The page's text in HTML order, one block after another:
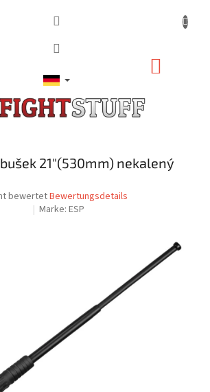
21"(530mm) nekalený
bewertetBewertungsdetails
Marke:ESP